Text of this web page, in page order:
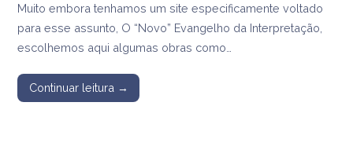
Muito embora tenhamos um site especificamente voltado
para esse assunto, O “Novo” Evangelho da Interpretação,
escolhemos aqui algumas obras como…
Continuar leitura →